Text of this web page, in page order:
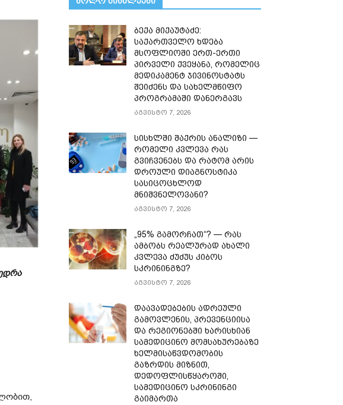
ბექა მიქაუტაძე:
საქართველო ხდება
მსოფლიოში ერთ-ერთი
პირველი ქვეყანა, რომელიც
მედიკამენტ ჯივინოსტატს
შეიძენს და სახელმწიფო
პროგრამაში დანერგავს
აგვისტო 7, 2026
სისხლში შაქრის ანალიზი —
რომელი კვლევა რას
გვიჩვენებს და რატომ არის
დროული დიაგნოსტიკა
სასიცოცხლოდ
მნიშვნელოვანი?
აგვისტო 7, 2026
„95% გამორჩათ“? — რას
ამბობს რეალურად ახალი
კვლევა ძუძუს კიბოს
სკრინინგზე?
აგვისტო 7, 2026
დაავადებების ადრეული
გამოვლენის, პრევენციისა
და რეგიონებში ხარისხიან
სამედიცინო მომსახურებაზე
ხელმისაწვდომობის
გაზრდის მიზნით,
დედოფლისწყაროში,
სამედიცინო სკრინინგი
გაიმართა